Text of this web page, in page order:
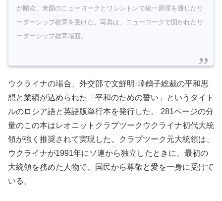
が順次、米国のニューヨークとワシントンで統一原理を通じたリ
ーダーシップ教育を受けた。写真は、ニューヨークで開かれたリ
ーダーシップ教育場面。
ウクライナの場合、外交部で文鮮明·韓鶴子総裁の平和思
想と業績が込められた「平和のための誓い」というタイト
ルのロシア語と英語版単行本を発行した。 281ページの分
量のこの本はレオニットクラプツークウクライナ初代大統
領が強く推奨されて実現した。クラプツーク元大統領は、
ウクライナが1991年にソ連から独立したときに、最初の
大統領を務めた人物で、国民から尊敬と愛を一身に受けて
いる。